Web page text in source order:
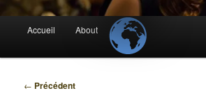
principal
Accueil About
Navigation
← Précédent